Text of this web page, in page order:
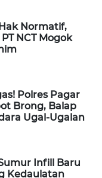
Normatif,
NCT Mogok
Polres Pagar
Brong, Balap
Ugal-Ugalan
Infill Baru
Kedaulatan